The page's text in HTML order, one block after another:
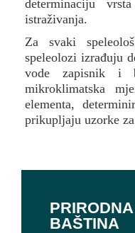
determinaciju
istraživanja.
Za svaki
speleolozi izrađuju
vode zapisnik i
mikroklimatska
elementa,
prikupljaju uzorke
BAŠTINA